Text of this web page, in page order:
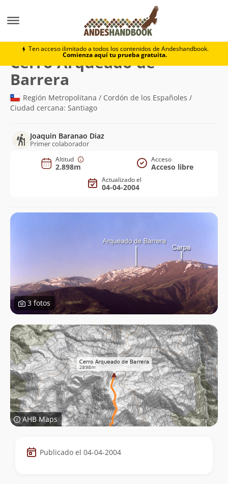
Ten acceso ilimitado a todos los contenidos de Andeshandbook.
Comienza aquí tu prueba gratuita.
Cerro Arqueado de Barrera
Cerro Arqueado de
Barrera (2.898m)
Región Metropolitana / Cordón de los Españoles /
Ciudad cercana: Santiago
Joaquin Baranao Diaz
Primer colaborador
Altitud
2.898m
Acceso
Acceso libre
Actualizado el
04-04-2004
3 fotos
AHB Maps
Datos
de
Publicado el 04-04-2004